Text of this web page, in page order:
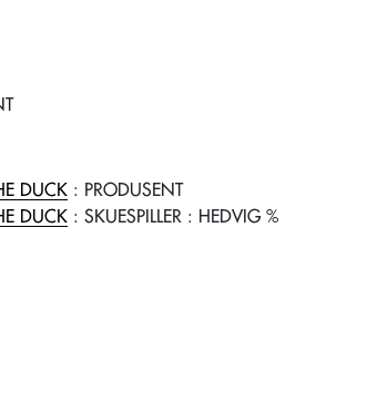
DUCK : PRODUSENT
DUCK : SKUESPILLER : HEDVIG %